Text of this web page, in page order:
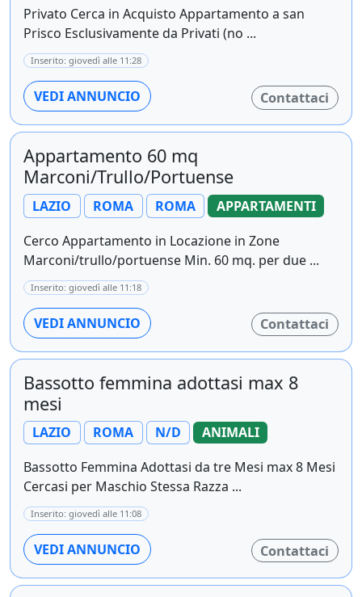
Privato Cerca in Acquisto Appartamento a san
Prisco Esclusivamente da Privati (no ...
Inserito: giovedì alle 11:28
VEDI ANNUNCIO Contattaci
Appartamento 60 mq
Marconi/Trullo/Portuense
LAZIO ROMA ROMA
APPARTAMENTI
Cerco Appartamento in Locazione in Zone
Marconi/trullo/portuense Min. 60 mq. per due ...
Inserito: giovedì alle 11:18
VEDI ANNUNCIO Contattaci
Bassotto femmina adottasi max 8
mesi
LAZIO ROMA N/D
ANIMALI
Bassotto Femmina Adottasi da tre Mesi max 8 Mesi
Cercasi per Maschio Stessa Razza ...
Inserito: giovedì alle 11:08
VEDI ANNUNCIO Contattaci